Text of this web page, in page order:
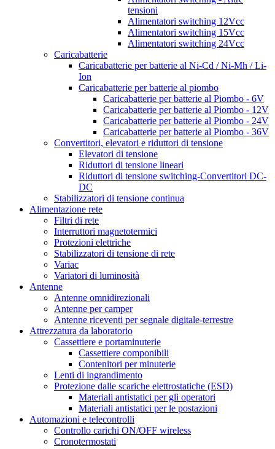
tensioni
Alimentatori switching 12Vcc
Alimentatori switching 15Vcc
Alimentatori switching 24Vcc
Caricabatterie
Caricabatterie per batterie al Ni-Cd / Ni-Mh / Li-
Ion
Caricabatterie per batterie al piombo
Caricabatterie per batterie al Piombo - 6V
Caricabatterie per batterie al Piombo - 12V
Caricabatterie per batterie al Piombo - 24V
Caricabatterie per batterie al Piombo - 36V
Convertitori, elevatori e riduttori di tensione
Elevatori di tensione
Riduttori di tensione lineari
Riduttori di tensione switching-Convertitori DC-
DC
Stabilizzatori di tensione continua
Alimentazione rete
Filtri di rete
Interruttori magnetotermici
Protezioni elettriche
Stabilizzatori di tensione di rete
Variac
Variatori di luminosità
Antenne
Antenne omnidirezionali
Antenne per camper
Antenne riceventi per segnale digitale-terrestre
Attrezzatura da laboratorio
Cassettiere e portaminuterie
Cassettiere componibili
Contenitori per minuterie
Lenti di ingrandimento
Protezione dalle scariche elettrostatiche (ESD)
Materiali antistatici per gli operatori
Materiali antistatici per le postazioni
Automazioni e telecontrolli
Controllo carichi ON/OFF wireless
Cronotermostati